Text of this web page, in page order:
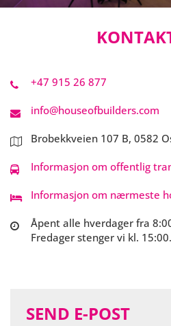
+47 915 26 877
info@houseofbuilders.com
Brobekkveien 107 B, 0582
Informasjon om offentlig
Informasjon om nærmeste
Åpent alle hverdager fra
Fredager stenger vi kl. 15:00.
SEND E-POST